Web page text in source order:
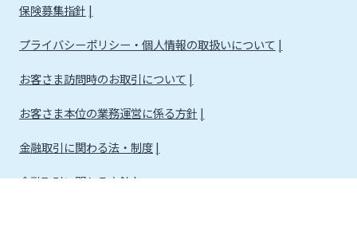
保険募集指針
プライバシーポリシー・個人情報の取扱いについて
お客さま訪問時のお取引について
お客さま本位の業務運営に係る方針
金融取引に関わる法・制度
金融取引に関わる方針